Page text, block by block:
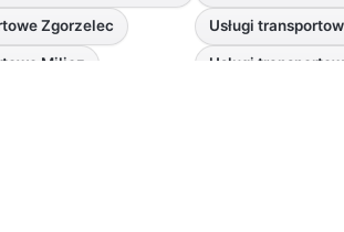
Zgorzelec
Milicz
Usługi
Usługi